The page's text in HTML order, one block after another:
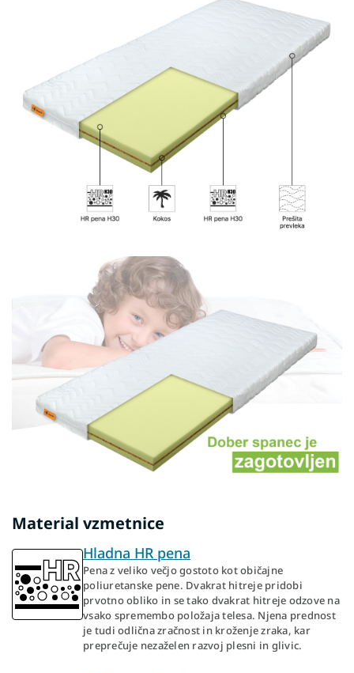
Material vzmetnice
Hladna HR pena
Pena z veliko večjo gostoto kot običajne
poliuretanske pene. Dvakrat hitreje pridobi
prvotno obliko in se tako dvakrat hitreje odzove na
vsako spremembo položaja telesa. Njena prednost
je tudi odlična zračnost in kroženje zraka, kar
preprečuje nezaželen razvoj plesni in glivic.